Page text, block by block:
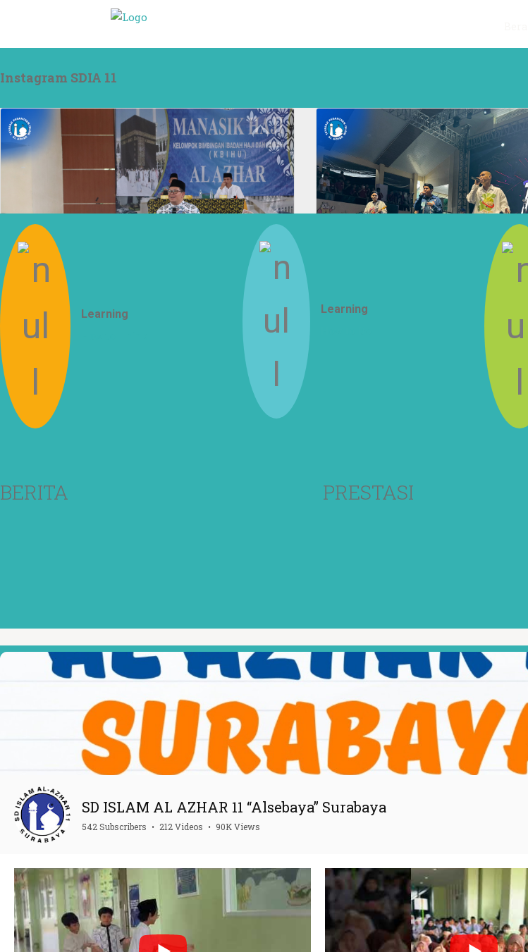
Instagram SDIA 11
Learning Learning
BERITA PRESTASI
SD ISLAM AL AZHAR 11 “Alsebaya” Surabaya
542 Subscribers • 212 Videos • 90K Views